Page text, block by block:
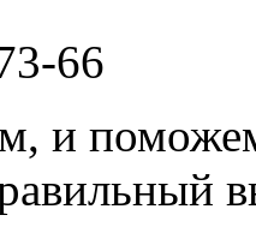
66
и